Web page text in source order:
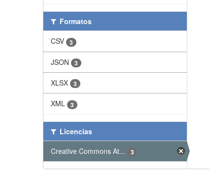
Formatos
CSV
3
JSON 3
XLSX 3
XML 3
Licencias
Creative Commons At...
3